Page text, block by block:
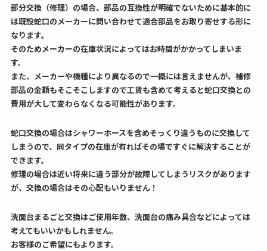
部分交換（修理）の場合、部品の互換性が明確でないために基本的に
は既設蛇口のメーカーに問い合わせて適合部品をお取り寄せする形に
なります。
そのためメーカーの在庫状況によってはお時間がかかってしまいま
す。
また、メーカーや機種により異なるので一概には言えませんが、補修
部品の金額もそこそこしますので工賃も含めて考えると蛇口交換との
費用が大して変わらなくなる可能性があります。
蛇口交換の場合はシャワーホースを含めそっくり違うものに交換して
しまうので、同タイプの在庫が有ればその場ですぐに解決することが
できます。
修理の場合は近い将来に違う部分が故障してしまうリスクがあります
が、交換の場合はその心配もいりません！
洗面台まるごと交換はご使用年数、洗面台の痛み具合などによっては
考えてもいいかもしれません。
お客様のご希望にもよります。